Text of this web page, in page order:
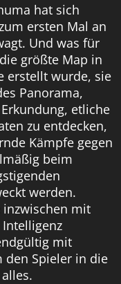
hat sich
ersten Mal an
Und was für
größte Map in
erstellt wurde, sie
Panorama,
etliche
zu entdecken,
Kämpfe gegen
beim
werden.
inzwischen mit
mit
den Spieler in die